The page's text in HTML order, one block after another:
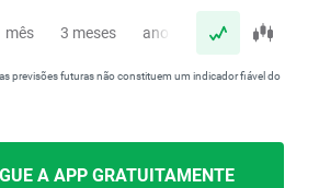
mês 3 meses ano
previsões futuras não constituem um indicador fiável do
A APP GRATUITAMENTE